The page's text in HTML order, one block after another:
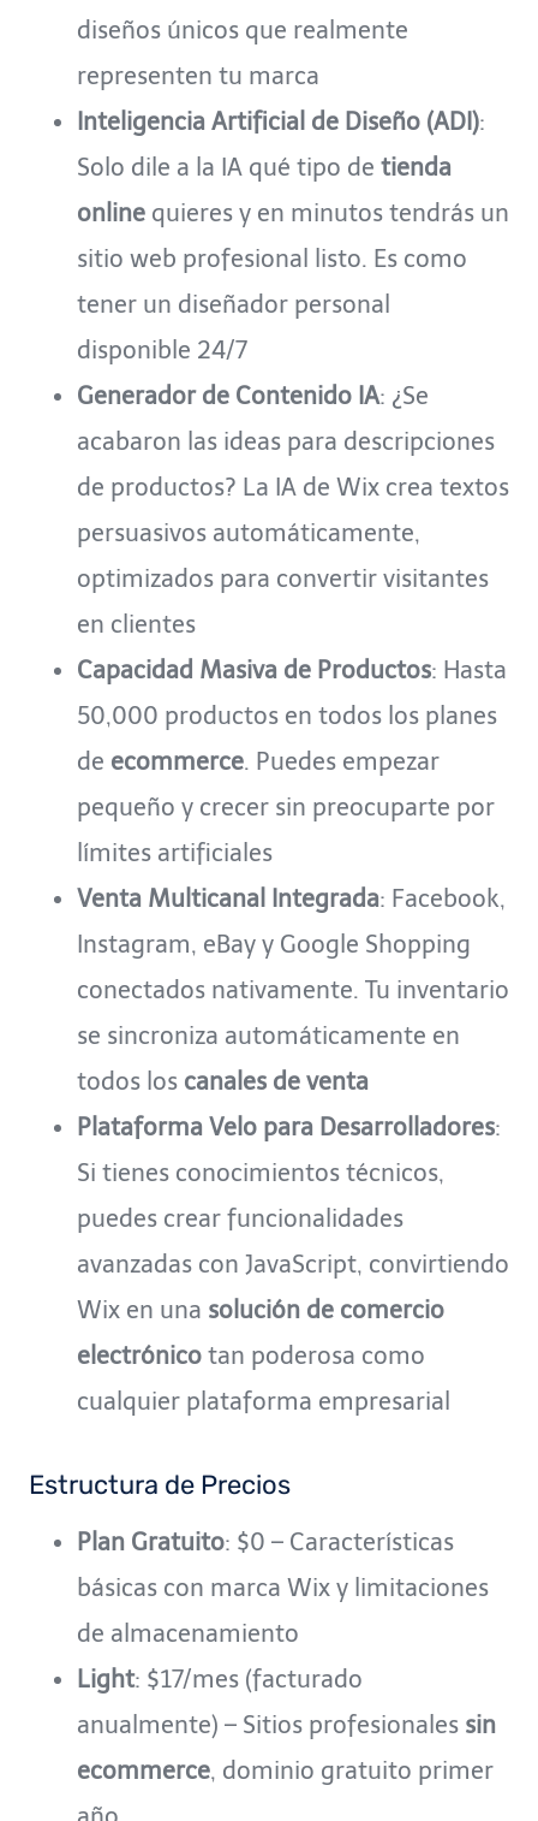
diseños únicos que realmente
representen tu marca
Inteligencia Artificial de Diseño (ADI):
Solo dile a la IA qué tipo de tienda
online quieres y en minutos tendrás un
sitio web profesional listo. Es como
tener un diseñador personal
disponible 24/7
Generador de Contenido IA: ¿Se
acabaron las ideas para descripciones
de productos? La IA de Wix crea textos
persuasivos automáticamente,
optimizados para convertir visitantes
en clientes
Capacidad Masiva de Productos: Hasta
50,000 productos en todos los planes
de ecommerce. Puedes empezar
pequeño y crecer sin preocuparte por
límites artificiales
Venta Multicanal Integrada: Facebook,
Instagram, eBay y Google Shopping
conectados nativamente. Tu inventario
se sincroniza automáticamente en
todos los canales de venta
Plataforma Velo para Desarrolladores:
Si tienes conocimientos técnicos,
puedes crear funcionalidades
avanzadas con JavaScript, convirtiendo
Wix en una solución de comercio
electrónico tan poderosa como
cualquier plataforma empresarial
Estructura de Precios
Plan Gratuito: $0 – Características
básicas con marca Wix y limitaciones
de almacenamiento
Light: $17/mes (facturado
anualmente) – Sitios profesionales sin
ecommerce, dominio gratuito primer